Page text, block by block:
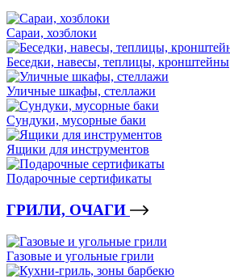
Сараи, хозблоки
Беседки, навесы, теплицы, кронштейны
Уличные шкафы, стеллажи
Сундуки, мусорные баки
Ящики для инструментов
Подарочные сертификаты
ГРИЛИ, ОЧАГИ
Газовые и угольные грили